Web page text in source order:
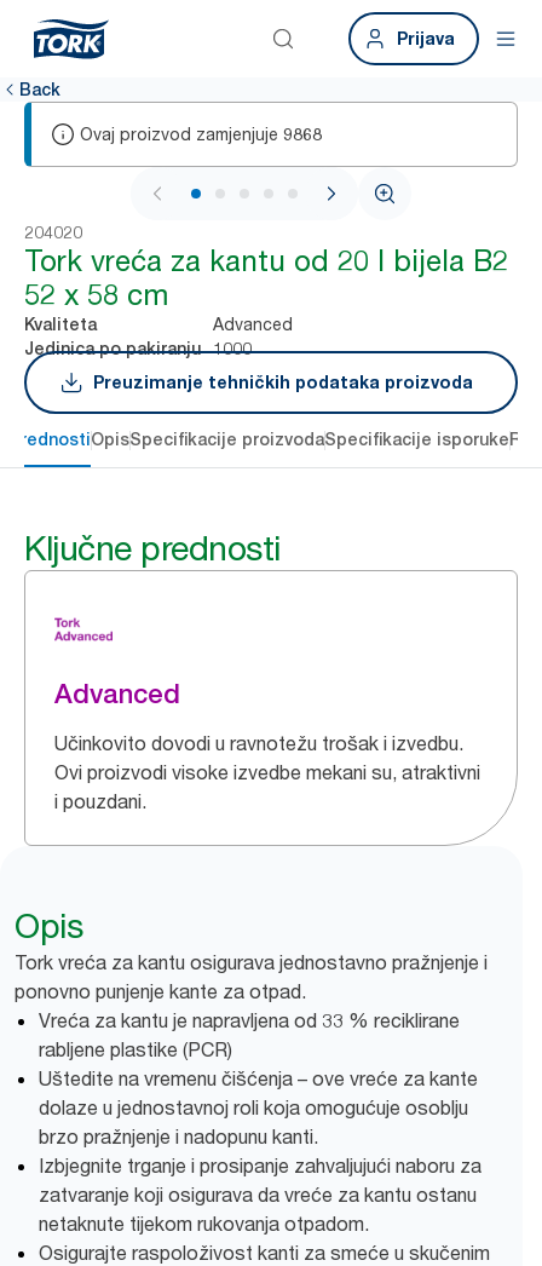
Prijava
Back
Ovaj proizvod zamjenjuje 9868
1 / 5
204020
Tork vreća za kantu od 20 l bijela B2
52 x 58 cm
Kvaliteta Advanced
Jedinica po pakiranju
1000
Preuzimanje tehničkih podataka proizvoda
prednostiOpisSpecifikacije proizvodaSpecifikacije isporuke
Ključne prednosti
Advanced
Učinkovito dovodi u ravnotežu trošak i izvedbu.
Ovi proizvodi visoke izvedbe mekani su, atraktivni
i pouzdani.
Opis
Tork vreća za kantu osigurava jednostavno pražnjenje i
ponovno punjenje kante za otpad.
Vreća za kantu je napravljena od 33 % reciklirane
rabljene plastike (PCR)
Uštedite na vremenu čišćenja – ove vreće za kante
dolaze u jednostavnoj roli koja omogućuje osoblju
brzo pražnjenje i nadopunu kanti.
Izbjegnite trganje i prosipanje zahvaljujući naboru za
zatvaranje koji osigurava da vreće za kantu ostanu
netaknute tijekom rukovanja otpadom.
Osigurajte raspoloživost kanti za smeće u skučenim